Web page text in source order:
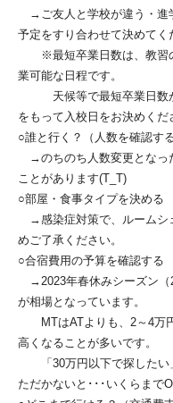
→ご友人と学校が違う・進
予定をすり合わせて決めてく
※最短卒業日数は、教習の
業可能な日程です。
天候等で最短卒業日数が
をもって入校日をお決めくだ
○誰と行く？（人数を確認する
→のちのち人数変更となっ
ことがあります(T_T)
○部屋・食事タイプを決める
→感染症対策で、ルームシ
めご了承ください。
○合宿費用の予算を確認する
→2023年春休みシーズン
が相場となっています。
MTはATよりも、2～4万
高くなることが多いです。
「30万円以下で探したい
ただかないと･･･いくらまで